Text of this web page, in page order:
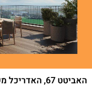
האביטט 67, האדריכל משה ספדי.